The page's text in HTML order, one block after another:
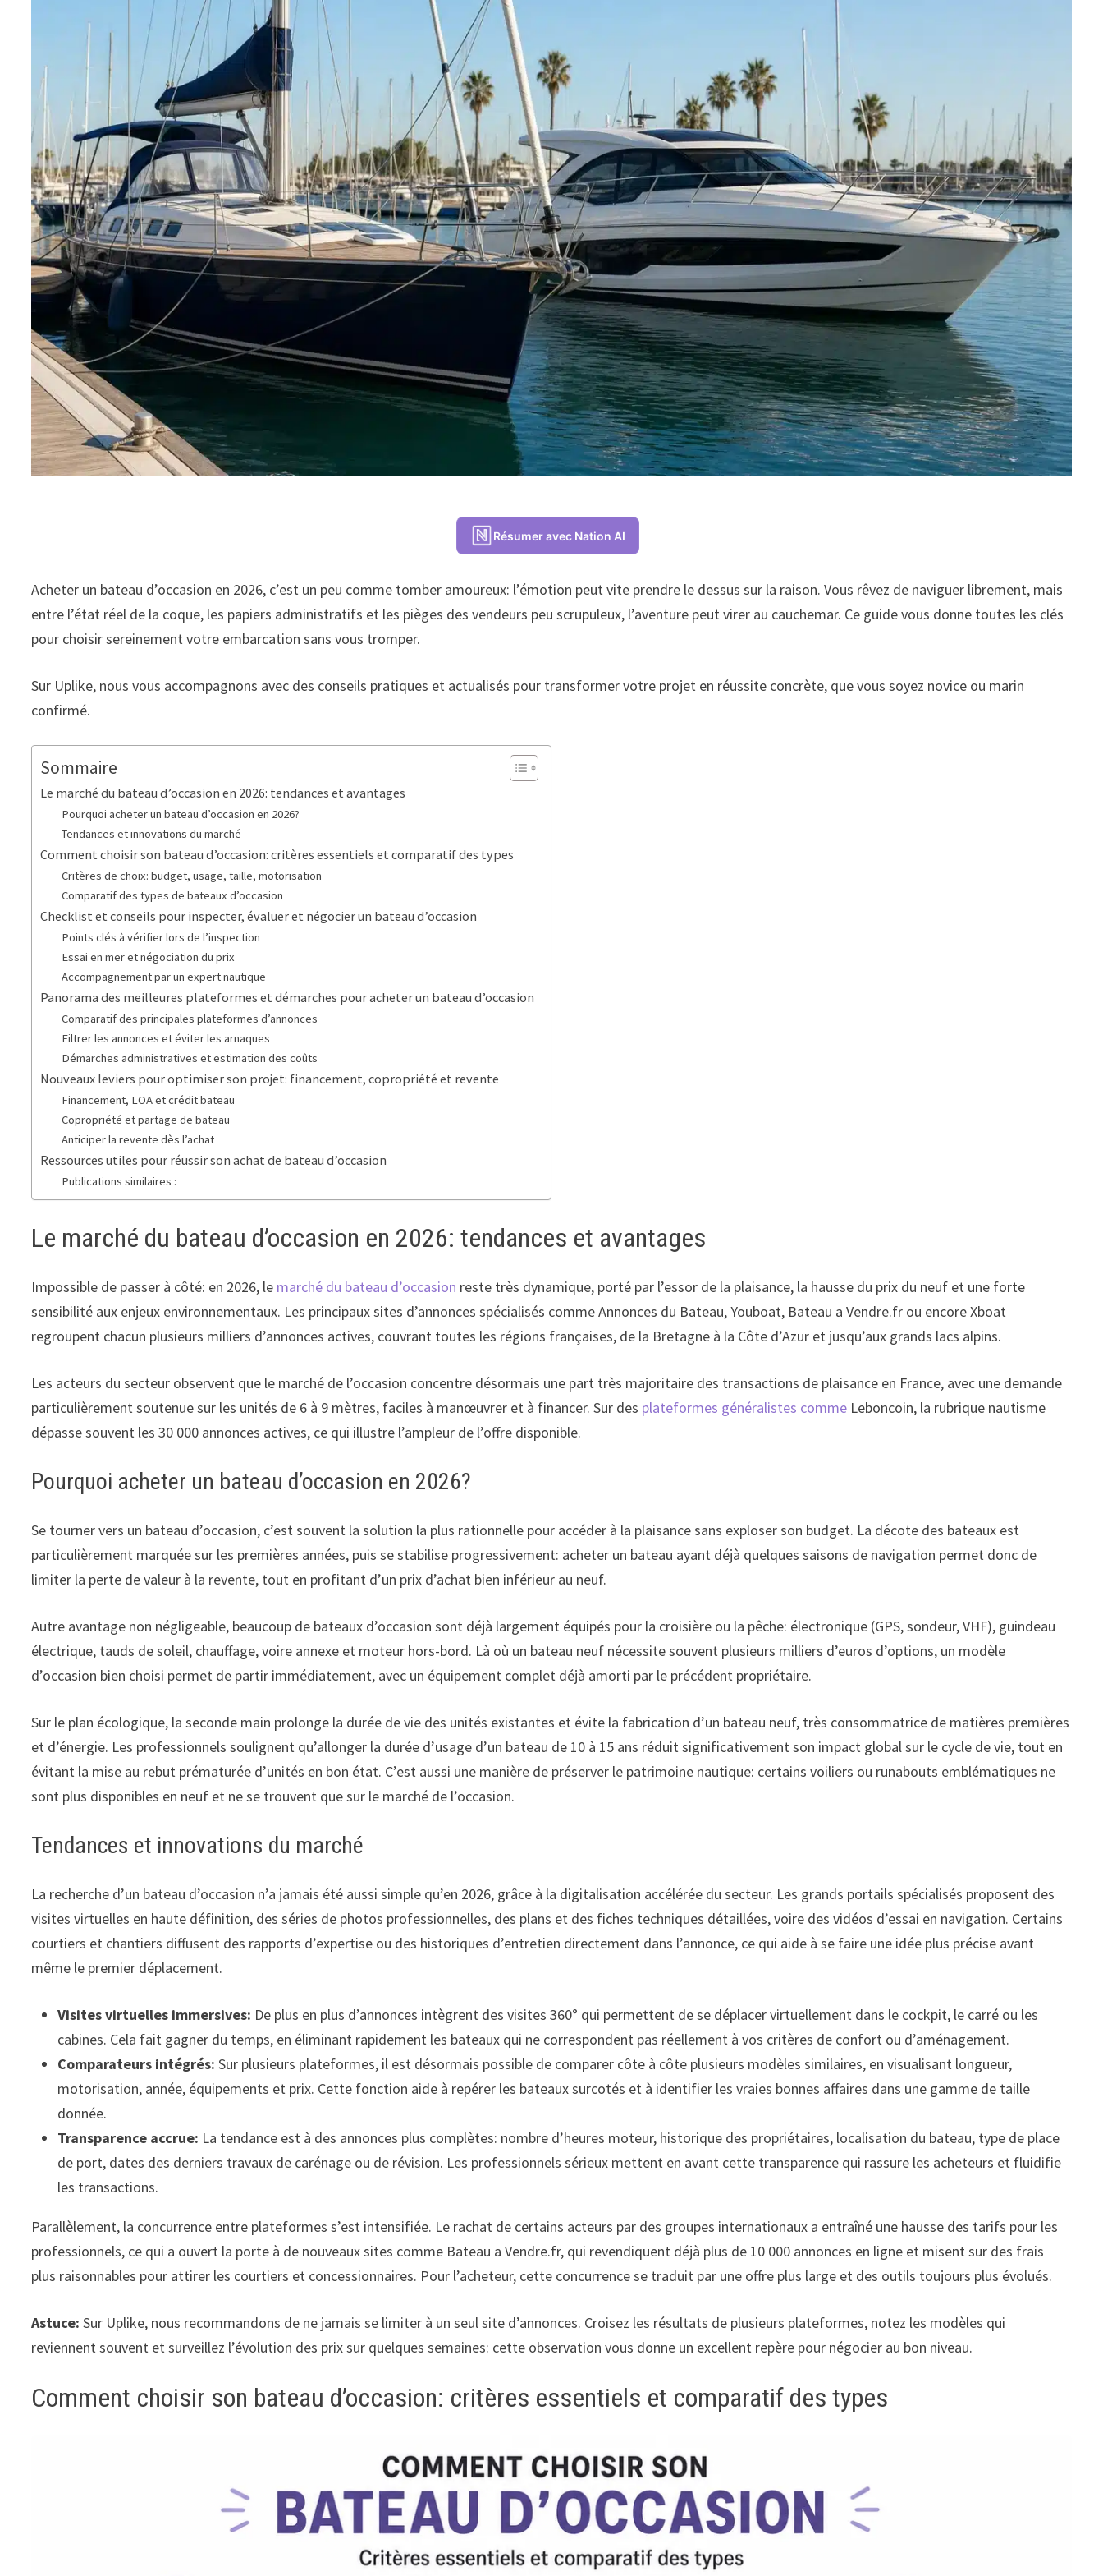
Résumer avec Nation AI
Acheter un bateau d’occasion en 2026, c’est un peu comme tomber amoureux: l’émotion peut vite prendre le dessus sur la raison. Vous rêvez de naviguer librement, mais
entre l’état réel de la coque, les papiers administratifs et les pièges des vendeurs peu scrupuleux, l’aventure peut virer au cauchemar. Ce guide vous donne toutes les clés
pour choisir sereinement votre embarcation sans vous tromper.
Sur Uplike, nous vous accompagnons avec des conseils pratiques et actualisés pour transformer votre projet en réussite concrète, que vous soyez novice ou marin
confirmé.
Sommaire
Le marché du bateau d’occasion en 2026: tendances et avantages
Pourquoi acheter un bateau d’occasion en 2026?
Tendances et innovations du marché
Comment choisir son bateau d’occasion: critères essentiels et comparatif des types
Critères de choix: budget, usage, taille, motorisation
Comparatif des types de bateaux d’occasion
Checklist et conseils pour inspecter, évaluer et négocier un bateau d’occasion
Points clés à vérifier lors de l’inspection
Essai en mer et négociation du prix
Accompagnement par un expert nautique
Panorama des meilleures plateformes et démarches pour acheter un bateau d’occasion
Comparatif des principales plateformes d’annonces
Filtrer les annonces et éviter les arnaques
Démarches administratives et estimation des coûts
Nouveaux leviers pour optimiser son projet: financement, copropriété et revente
Financement, LOA et crédit bateau
Copropriété et partage de bateau
Anticiper la revente dès l’achat
Ressources utiles pour réussir son achat de bateau d’occasion
Publications similaires :
Le marché du bateau d’occasion en 2026: tendances et avantages
Impossible de passer à côté: en 2026, le marché du bateau d’occasion reste très dynamique, porté par l’essor de la plaisance, la hausse du prix du neuf et une forte
sensibilité aux enjeux environnementaux. Les principaux sites d’annonces spécialisés comme Annonces du Bateau, Youboat, Bateau a Vendre.fr ou encore Xboat
regroupent chacun plusieurs milliers d’annonces actives, couvrant toutes les régions françaises, de la Bretagne à la Côte d’Azur et jusqu’aux grands lacs alpins.
Les acteurs du secteur observent que le marché de l’occasion concentre désormais une part très majoritaire des transactions de plaisance en France, avec une demande
particulièrement soutenue sur les unités de 6 à 9 mètres, faciles à manœuvrer et à financer. Sur des plateformes généralistes comme Leboncoin, la rubrique nautisme
dépasse souvent les 30 000 annonces actives, ce qui illustre l’ampleur de l’offre disponible.
Pourquoi acheter un bateau d’occasion en 2026?
Se tourner vers un bateau d’occasion, c’est souvent la solution la plus rationnelle pour accéder à la plaisance sans exploser son budget. La décote des bateaux est
particulièrement marquée sur les premières années, puis se stabilise progressivement: acheter un bateau ayant déjà quelques saisons de navigation permet donc de
limiter la perte de valeur à la revente, tout en profitant d’un prix d’achat bien inférieur au neuf.
Autre avantage non négligeable, beaucoup de bateaux d’occasion sont déjà largement équipés pour la croisière ou la pêche: électronique (GPS, sondeur, VHF), guindeau
électrique, tauds de soleil, chauffage, voire annexe et moteur hors-bord. Là où un bateau neuf nécessite souvent plusieurs milliers d’euros d’options, un modèle
d’occasion bien choisi permet de partir immédiatement, avec un équipement complet déjà amorti par le précédent propriétaire.
Sur le plan écologique, la seconde main prolonge la durée de vie des unités existantes et évite la fabrication d’un bateau neuf, très consommatrice de matières premières
et d’énergie. Les professionnels soulignent qu’allonger la durée d’usage d’un bateau de 10 à 15 ans réduit significativement son impact global sur le cycle de vie, tout en
évitant la mise au rebut prématurée d’unités en bon état. C’est aussi une manière de préserver le patrimoine nautique: certains voiliers ou runabouts emblématiques ne
sont plus disponibles en neuf et ne se trouvent que sur le marché de l’occasion.
Tendances et innovations du marché
La recherche d’un bateau d’occasion n’a jamais été aussi simple qu’en 2026, grâce à la digitalisation accélérée du secteur. Les grands portails spécialisés proposent des
visites virtuelles en haute définition, des séries de photos professionnelles, des plans et des fiches techniques détaillées, voire des vidéos d’essai en navigation. Certains
courtiers et chantiers diffusent des rapports d’expertise ou des historiques d’entretien directement dans l’annonce, ce qui aide à se faire une idée plus précise avant
même le premier déplacement.
Visites virtuelles immersives: De plus en plus d’annonces intègrent des visites 360° qui permettent de se déplacer virtuellement dans le cockpit, le carré ou les
cabines. Cela fait gagner du temps, en éliminant rapidement les bateaux qui ne correspondent pas réellement à vos critères de confort ou d’aménagement.
Comparateurs intégrés: Sur plusieurs plateformes, il est désormais possible de comparer côte à côte plusieurs modèles similaires, en visualisant longueur,
motorisation, année, équipements et prix. Cette fonction aide à repérer les bateaux surcotés et à identifier les vraies bonnes affaires dans une gamme de taille
donnée.
Transparence accrue: La tendance est à des annonces plus complètes: nombre d’heures moteur, historique des propriétaires, localisation du bateau, type de place
de port, dates des derniers travaux de carénage ou de révision. Les professionnels sérieux mettent en avant cette transparence qui rassure les acheteurs et fluidifie
les transactions.
Parallèlement, la concurrence entre plateformes s’est intensifiée. Le rachat de certains acteurs par des groupes internationaux a entraîné une hausse des tarifs pour les
professionnels, ce qui a ouvert la porte à de nouveaux sites comme Bateau a Vendre.fr, qui revendiquent déjà plus de 10 000 annonces en ligne et misent sur des frais
plus raisonnables pour attirer les courtiers et concessionnaires. Pour l’acheteur, cette concurrence se traduit par une offre plus large et des outils toujours plus évolués.
Astuce: Sur Uplike, nous recommandons de ne jamais se limiter à un seul site d’annonces. Croisez les résultats de plusieurs plateformes, notez les modèles qui
reviennent souvent et surveillez l’évolution des prix sur quelques semaines: cette observation vous donne un excellent repère pour négocier au bon niveau.
Comment choisir son bateau d’occasion: critères essentiels et comparatif des types